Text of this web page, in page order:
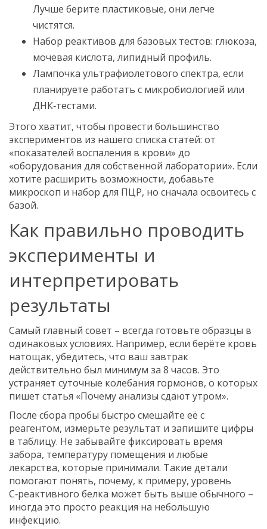
Лучше берите пластиковые, они легче
чистятся.
Набор реактивов для базовых тестов: глюкоза,
мочевая кислота, липидный профиль.
Лампочка ультрафиолетового спектра, если
планируете работать с микробиологией или
ДНК‑тестами.
Этого хватит, чтобы провести большинство
экспериментов из нашего списка статей: от
«показателей воспаления в крови» до
«оборудования для собственной лаборатории». Если
хотите расширить возможности, добавьте
микроскоп и набор для ПЦР, но сначала освоитесь с
базой.
Как правильно проводить
эксперименты и
интерпретировать
результаты
Самый главный совет – всегда готовьте образцы в
одинаковых условиях. Например, если берёте кровь
натощак, убедитесь, что ваш завтрак
действительно был минимум за 8 часов. Это
устраняет суточные колебания гормонов, о которых
пишет статья «Почему анализы сдают утром».
После сбора пробы быстро смешайте её с
реагентом, измерьте результат и запишите цифры
в таблицу. Не забывайте фиксировать время
забора, температуру помещения и любые
лекарства, которые принимали. Такие детали
помогают понять, почему, к примеру, уровень
С‑реактивного белка может быть выше обычного –
иногда это просто реакция на небольшую
инфекцию.